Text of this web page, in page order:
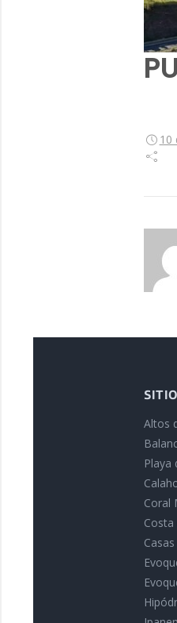
10
Altos
Playa
Coral
Costa